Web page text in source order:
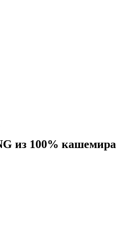
из 100% кашемира